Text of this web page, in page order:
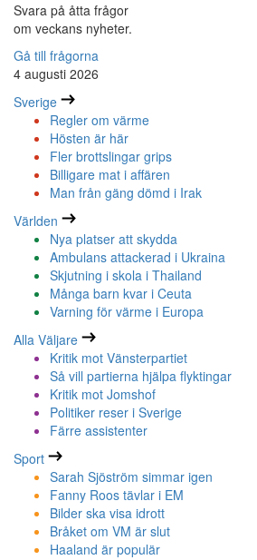
Svara på åtta frågor
om veckans nyheter.
Gå till frågorna
4 augusti 2026
Sverige
Regler om värme
Hösten är här
Fler brottslingar grips
Billigare mat i affären
Man från gäng dömd i Irak
Världen
Nya platser att skydda
Ambulans attackerad i Ukraina
Skjutning i skola i Thailand
Många barn kvar i Ceuta
Varning för värme i Europa
Alla Väljare
Kritik mot Vänsterpartiet
Så vill partierna hjälpa flyktingar
Kritik mot Jomshof
Politiker reser i Sverige
Färre assistenter
Sport
Sarah Sjöström simmar igen
Fanny Roos tävlar i EM
Bilder ska visa idrott
Bråket om VM är slut
Haaland är populär